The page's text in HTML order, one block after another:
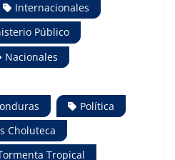
Internacionales
Público
Nacionales
Política
Choluteca
Tropical